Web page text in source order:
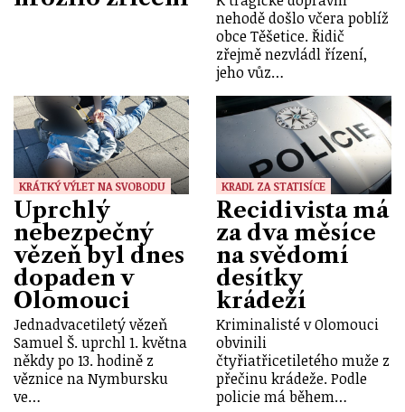
nehodě došlo včera poblíž
obce Těšetice. Řidič
zřejmě nezvládl řízení,
jeho vůz…
KRÁTKÝ VÝLET NA SVOBODU
Uprchlý
nebezpečný
vězeň byl dnes
dopaden v
Olomouci
Jednadvacetiletý vězeň
Samuel Š. uprchl 1. května
někdy po 13. hodině z
věznice na Nymbursku
ve…
KRADL ZA STATISÍCE
Recidivista má
za dva měsíce
na svědomí
desítky
krádeží
Kriminalisté v Olomouci
obvinili
čtyřiatřicetiletého muže z
přečinu krádeže. Podle
policie má během…